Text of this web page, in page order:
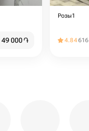
49 000֏
Розы1
4.84616